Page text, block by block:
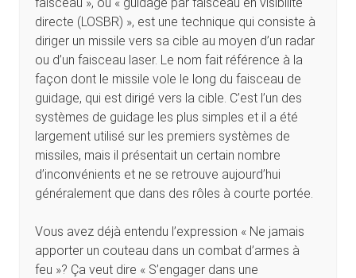
directe (LOSBR) », est une technique qui consiste à
diriger un missile vers sa cible au moyen d’un radar
ou d’un faisceau laser. Le nom fait référence à la
façon dont le missile vole le long du faisceau de
guidage, qui est dirigé vers la cible. C’est l’un des
systèmes de guidage les plus simples et il a été
largement utilisé sur les premiers systèmes de
missiles, mais il présentait un certain nombre
d’inconvénients et ne se retrouve aujourd’hui
généralement que dans des rôles à courte portée.
Vous avez déjà entendu l’expression « Ne jamais
apporter un couteau dans un combat d’armes à
feu »? Ça veut dire « S’engager dans une